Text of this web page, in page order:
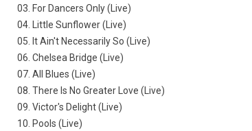
03. For Dancers Only (Live)
04. Little Sunflower (Live)
05. It Ain't Necessarily So (Live)
06. Chelsea Bridge (Live)
07. All Blues (Live)
08. There Is No Greater Love (Live)
09. Victor's Delight (Live)
10. Pools (Live)